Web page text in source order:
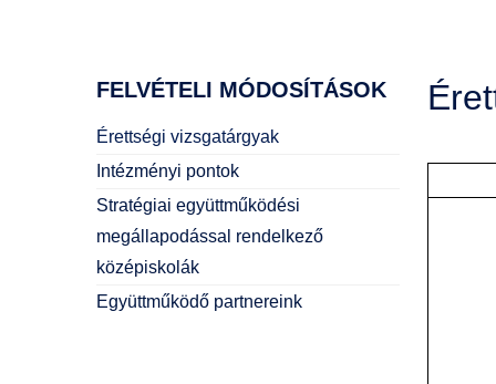
FELVÉTELI MÓDOSÍTÁSOK
Érettségi vizsgatárgyak
Intézményi pontok
Stratégiai együttműködési
megállapodással rendelkező
középiskolák
Együttműködő partnereink